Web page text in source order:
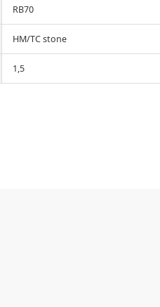
RB70
HM/TC stone
1,5